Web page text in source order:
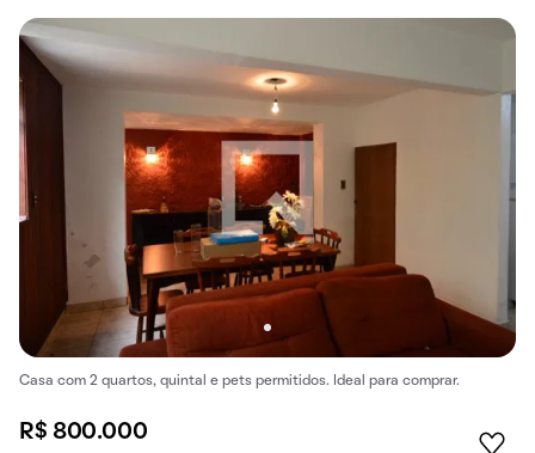
Casa com 2 quartos, quintal e pets permitidos. Ideal para comprar.
R$ 800.000